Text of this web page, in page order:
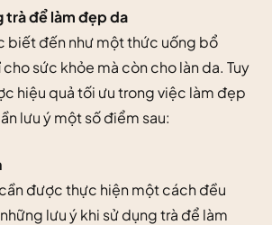
trà để làm đẹp da
biết đến như một thức uống bổ
sức khỏe mà còn cho làn da. Tuy
hiệu quả tối ưu trong việc làm đẹp
lưu ý một số điểm sau:
được thực hiện một cách đều
lưu ý khi sử dụng trà để làm